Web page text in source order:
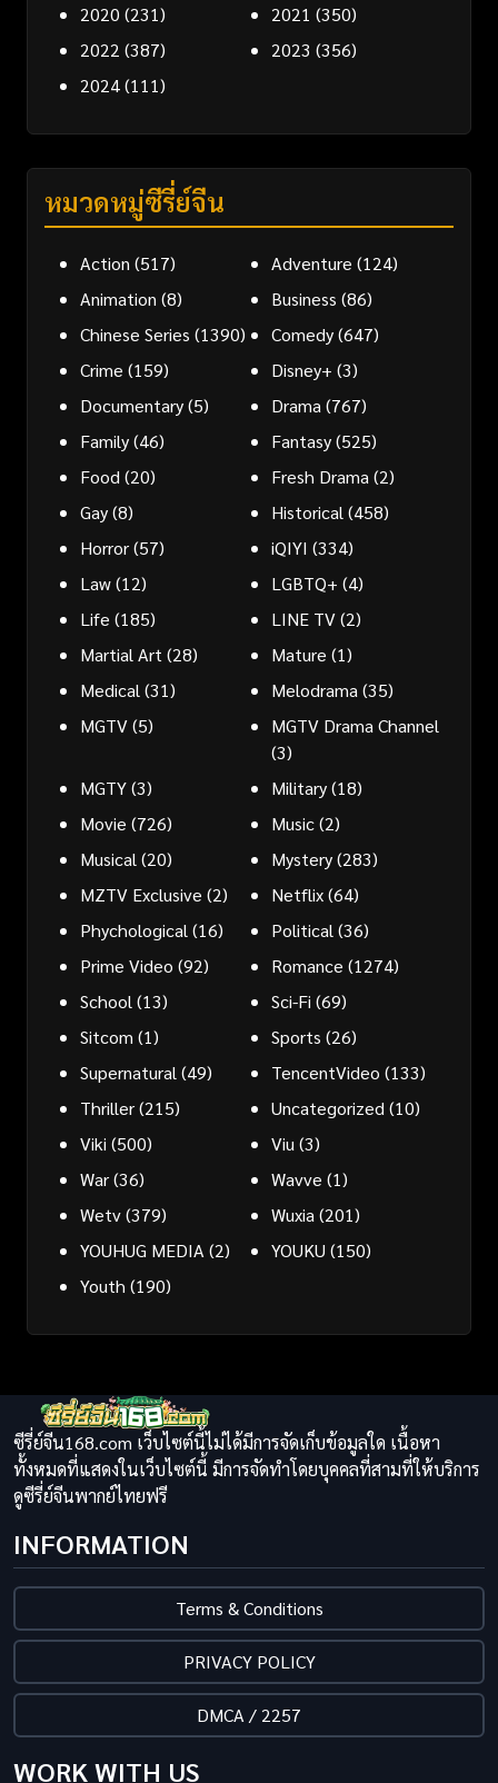
2020 (231) 2021 (350)
2022 (387) 2023 (356)
2024(111)
หมวดหมู่ซีรี่ย์จีน
Action (517) Adventure (124)
Animation (8) Business (86)
Chinese Series (1390) Comedy(647)
Crime (159) Disney+ (3)
Documentary(5) Drama (767)
Family(46) Fantasy(525)
Food (20) Fresh Drama (2)
Gay(8) Historical (458)
Horror(57) iQIYI (334)
Law(12) LGBTQ+ (4)
Life (185) LINE TV(2)
Martial Art (28) Mature (1)
Medical (31) Melodrama (35)
MGTV(5)
MGTV Drama Channel
(3)
MGTY(3) Military(18)
Movie (726) Music(2)
Musical (20) Mystery(283)
MZTV Exclusive (2) Netflix(64)
Phychological (16) Political (36)
Prime Video (92) Romance (1274)
School (13) Sci-Fi (69)
Sitcom (1) Sports (26)
Supernatural (49) TencentVideo (133)
Thriller(215) Uncategorized (10)
Viki (500) Viu (3)
War(36) Wavve (1)
Wetv(379) Wuxia (201)
YOUHUG MEDIA (2) YOUKU (150)
Youth (190)
ซีรี่ย์จีน168.com เว็บไซต์นี้ไม่ได้มีการจัดเก็บข้อมูลใด เนื้อหา
ทั้งหมดที่แสดงในเว็บไซต์นี้ มีการจัดทำโดยบุคคลที่สามที่ให้บริการ
ดูซีรี่ย์จีนพากย์ไทยฟรี
INFORMATION
Terms & Conditions
PRIVACY POLICY
DMCA / 2257
WORK WITH US